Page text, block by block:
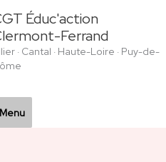
Éduc'action
Ferrand
· Cantal · Haute-Loire · Puy-de-
Menu